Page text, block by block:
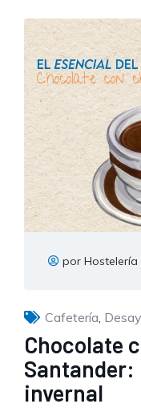
por
Cafetería
Chocolate
Santander:
invernal